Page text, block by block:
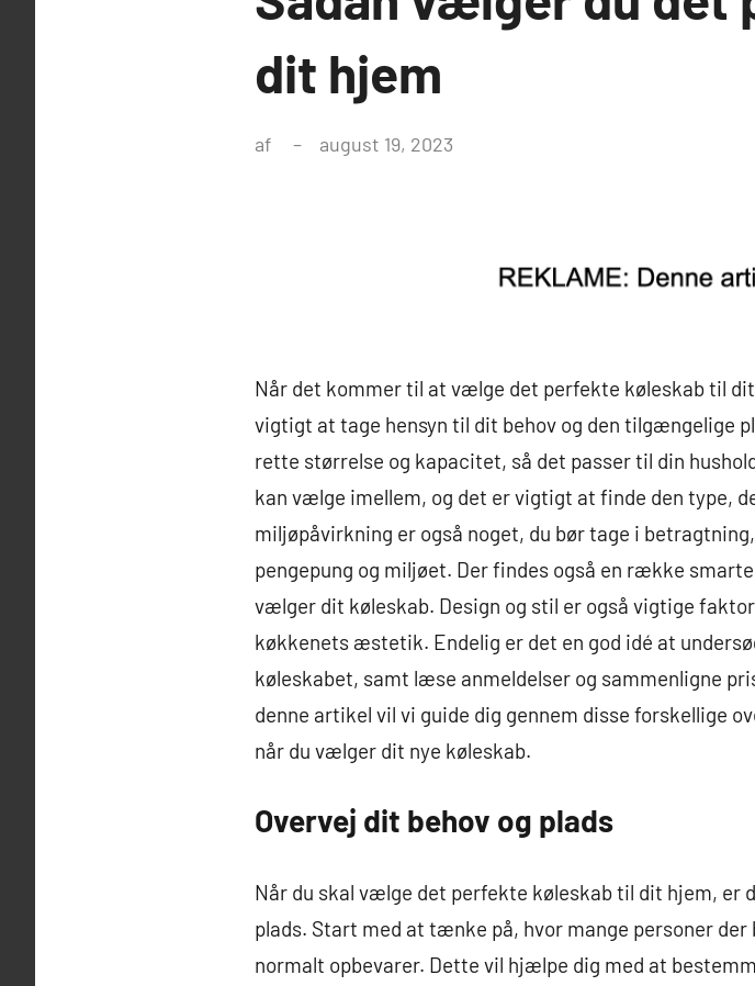
dit hjem
af august 19, 2023
Når det kommer til at vælge det perfekte køleskab til
vigtigt at tage hensyn til dit behov og den tilgængelige
rette størrelse og kapacitet, så det passer til din
kan vælge imellem, og det er vigtigt at finde den type,
miljøpåvirkning er også noget, du bør tage i
pengepung og miljøet. Der findes også en række
vælger dit køleskab. Design og stil er også vigtige
køkkenets æstetik. Endelig er det en god idé at
køleskabet, samt læse anmeldelser og sammenligne
denne artikel vil vi guide dig gennem disse forskellige
når du vælger dit nye køleskab.
Overvej dit behov og plads
Når du skal vælge det perfekte køleskab til dit hjem,
plads. Start med at tænke på, hvor mange personer
normalt opbevarer. Dette vil hjælpe dig med at